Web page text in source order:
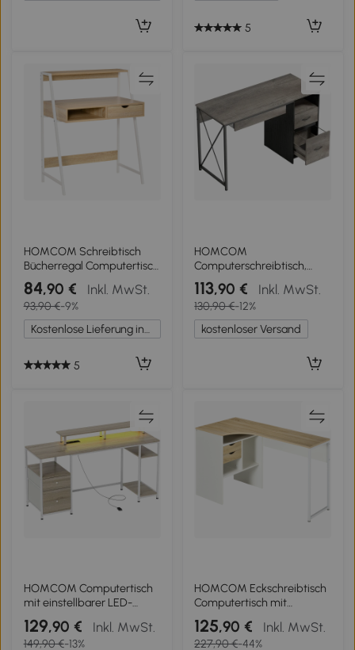
5
HOMCOM Schreibtisch
Bücherregal Computertisch
Bürotisch mit Schublade
und Regal großer Stauraum
E1-Spanplatte
Metallrahmen Natur 80 x
50 x 100 cm
84,90 € Inkl. MwSt.
93,90 €-9%
Kostenlose Lieferung innerhalb Deutschlands
5
HOMCOM
Computerschreibtisch,
120×50cm, Schreibtisch mit
Stauraum, Tastaturablage,
offenes Fach und 2
Schubladen, grau
113,90 € Inkl. MwSt.
130,90 €-12%
kostenloser Versand
HOMCOM Computertisch
mit einstellbarer LED-
Beleuchtung 2 Steckdosen
USB-Anschlüsse
Schubladen Ablagen
129,90 € Inkl. MwSt.
149,90 €-13%
HOMCOM Eckschreibtisch
Computertisch mit
Schubladen Multi-
Rangement in Holzoptik
Eiche Weiß
125,90 € Inkl. MwSt.
227,90 €-44%